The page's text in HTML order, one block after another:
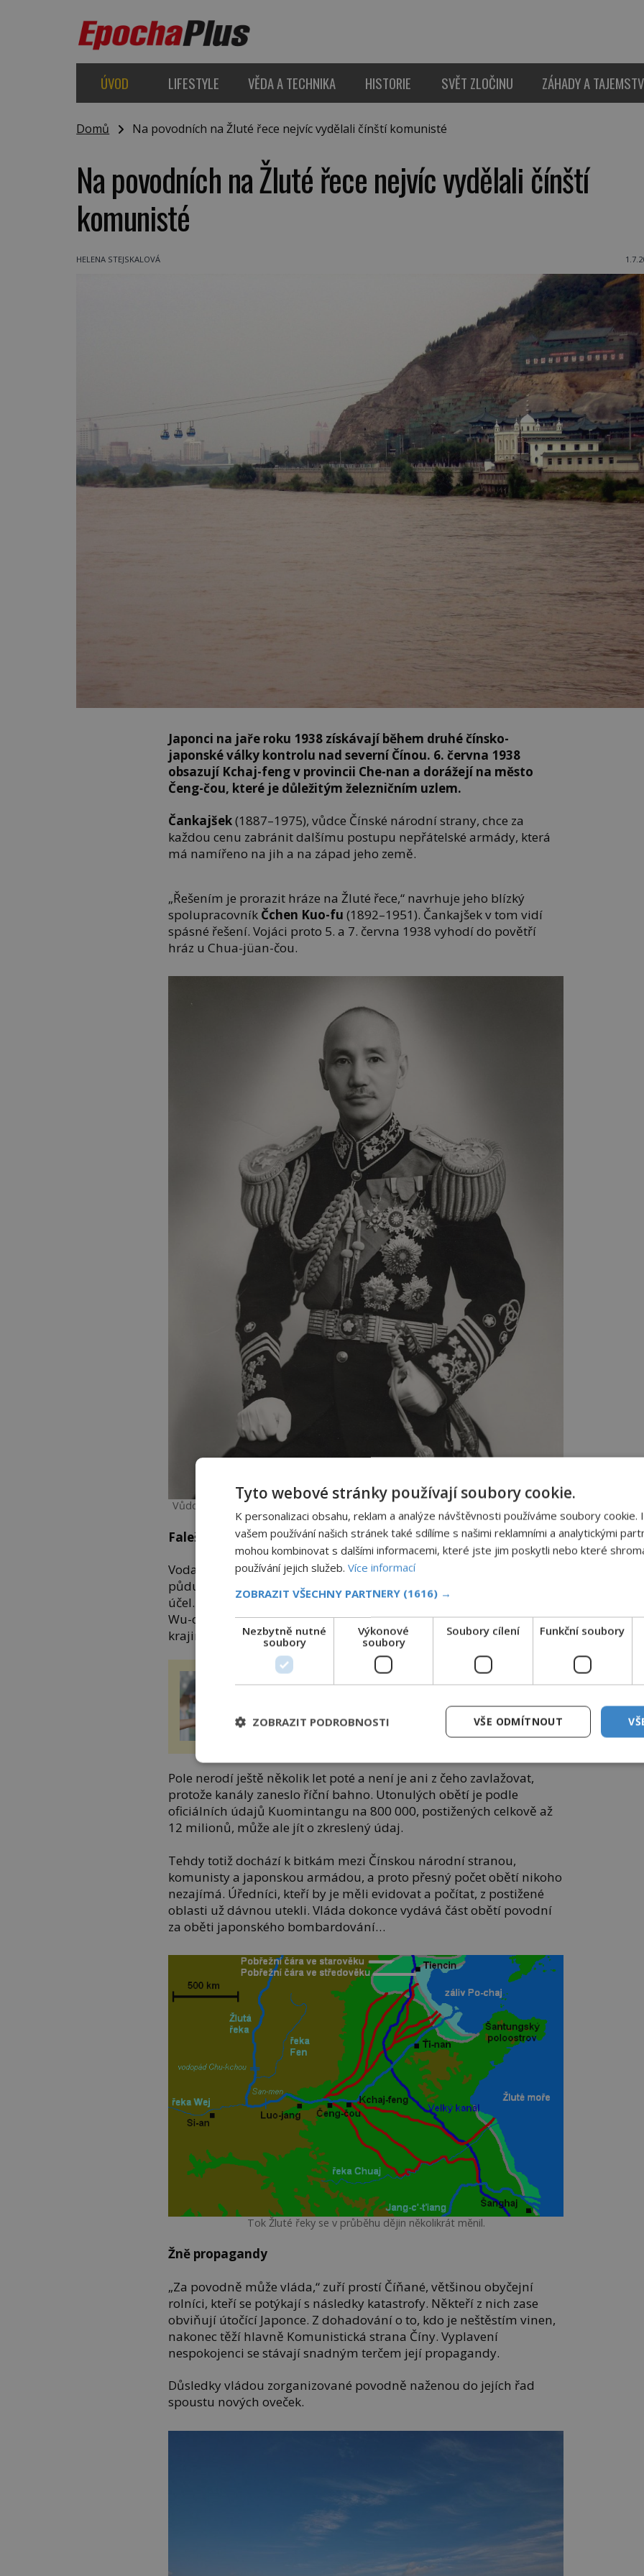
ÚVOD LIFESTYLE VĚDA A TECHNIKA HISTORIE SVĚT ZLOČINU ZÁHADY A
Domů Na povodních na Žluté řece nejvíc vydělali čínští komunisté
Na povodních na Žluté řece nejvíc vydělali čínští
komunisté
HELENA STEJSKALOVÁ
Japonci na jaře roku 1938 získávají během druhé čínsko-
japonské války kontrolu nad severní Čínou. 6. června 1938
obsazují Kchaj-feng v provincii Che-nan a dorážejí na město
Čeng-čou, které je důležitým železničním uzlem.
Čankajšek(1887–1975), vůdce Čínské národní strany, chce za
každou cenu zabránit dalšímu postupu nepřátelské armády, která
má namířeno na jih a na západ jeho země.
„Řešením je prorazit hráze na Žluté řece,“ navrhuje jeho blízký
spolupracovník Čchen Kuo-fu (1892–1951). Čankajšek v tom vidí
spásné řešení. Vojáci proto 5. a 7. června 1938 vyhodí do povětří
hráz u Chua-jüan-čou.
Vůdce Čínské národní strany Čankajšek přikáže vyhodit přehradní hráz do povětří.
Falešné oběti
Voda se rozlije v provinciích Che-nan, Ťiang-su a An-chuej. Zaplaví
půdu o rozloze asi 54 000 km2. Povodeň řízená vládou splní svůj
účel. Japoncům se nepodaří obsadit Čeng-čou, ale proniknou do
Wu-chanu, dočasného sídla vlády. Povodňová vlna zatím přemění
krajinu k nepoznání.
Transplantace a duše.
Přenesly orgány i
Duplikace genomu u
rostlin: Skrytá
evoluční výhoda
epochalnisvet.cz
Pole nerodí ještě několik let poté a není je ani z čeho zavlažovat,
protože kanály zaneslo říční bahno. Utonulých obětí je podle
oficiálních údajů Kuomintangu na 800 000, postižených celkově až
12 milionů, může ale jít o zkreslený údaj.
Tehdy totiž dochází k bitkám mezi Čínskou národní stranou,
komunisty a japonskou armádou, a proto přesný počet obětí nikoho
nezajímá. Úředníci, kteří by je měli evidovat a počítat, z postižené
oblasti už dávnou utekli. Vláda dokonce vydává část obětí povodní
za oběti japonského bombardování…
Tok Žluté řeky se v průběhu dějin několikrát měnil.
Žně propagandy
„Za povodně může vláda,“ zuří prostí Číňané, většinou obyčejní
rolníci, kteří se potýkají s následky katastrofy. Někteří z nich zase
obviňují útočící Japonce. Z dohadování o to, kdo je neštěstím vinen,
nakonec těží hlavně Komunistická strana Číny. Vyplavení
nespokojenci se stávají snadným terčem její propagandy.
Důsledky vládou zorganizované povodně naženou do jejích řad
spoustu nových oveček.
Tyto webové stránky používají soubory cookie.
K personalizaci obsahu, reklam a analýze návštěvnosti používáme soubory cookie.
vašem používání našich stránek také sdílíme s našimi reklamními a analytickými
mohou kombinovat s dalšími informacemi, které jste jim poskytli nebo které
používání jejich služeb. Více informací
ZOBRAZIT VŠECHNY PARTNERY (1616) →
Nezbytně nutné
soubory
Výkonové
soubory
Soubory cílení Funkční soubory
VŠE ODMÍTNOUT
ZOBRAZIT PODROBNOSTI